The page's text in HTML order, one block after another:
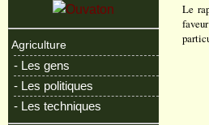
Agriculture
- Les gens
- Les politiques
- Les techniques
Le